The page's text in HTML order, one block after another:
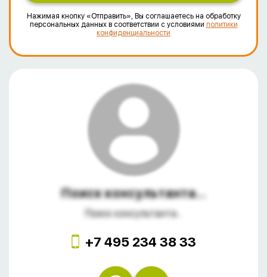
Нажимая кнопку «Отправить», Вы соглашаетесь на обработку
персональных данных в соответствии с условиями политики
конфиденциальности
Поиск консультанта...
Поиск консультанта...
+7 495 234 38 33